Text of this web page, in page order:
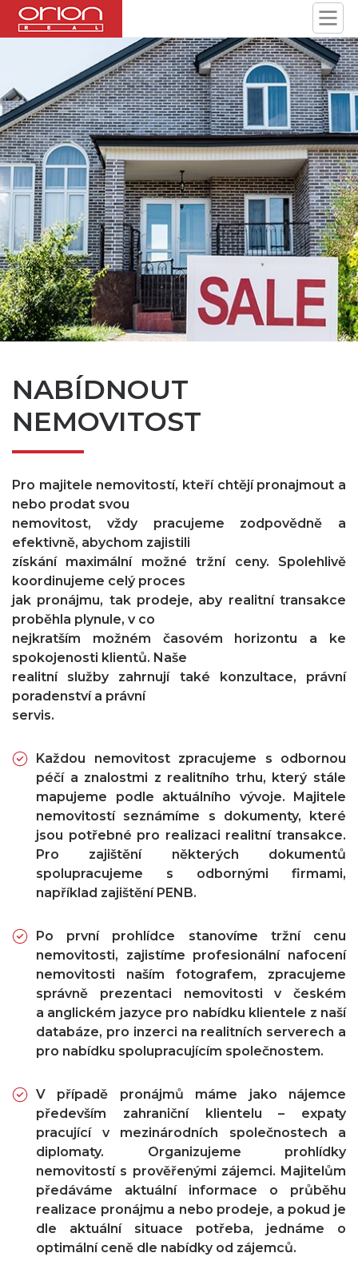
NABÍDNOUT
NEMOVITOST
Pro majitele nemovitostí, kteří chtějí pronajmout a
nebo prodat svou
nemovitost, vždy pracujeme zodpovědně a
efektivně, abychom zajistili
získání maximální možné tržní ceny. Spolehlivě
koordinujeme celý proces
jak pronájmu, tak prodeje, aby realitní transakce
proběhla plynule, v co
nejkratším možném časovém horizontu a ke
spokojenosti klientů. Naše
realitní služby zahrnují také konzultace, právní
poradenství a právní
servis.
Každou nemovitost zpracujeme s odbornou
péčí a znalostmi z realitního trhu, který stále
mapujeme podle aktuálního vývoje. Majitele
nemovitostí seznámíme s dokumenty, které
jsou potřebné pro realizaci realitní transakce.
Pro zajištění některých dokumentů
spolupracujeme s odbornými firmami,
například zajištění PENB.
Po první prohlídce stanovíme tržní cenu
nemovitosti, zajistíme profesionální nafocení
nemovitosti naším fotografem, zpracujeme
správně prezentaci nemovitosti v českém
a anglickém jazyce pro nabídku klientele z naší
databáze, pro inzerci na realitních serverech a
pro nabídku spolupracujícím společnostem.
V případě pronájmů máme jako nájemce
především zahraniční klientelu – expaty
pracující v mezinárodních společnostech a
diplomaty. Organizujeme prohlídky
nemovitostí s prověřenými zájemci. Majitelům
předáváme aktuální informace o průběhu
realizace pronájmu a nebo prodeje, a pokud je
dle aktuální situace potřeba, jednáme o
optimální ceně dle nabídky od zájemců.